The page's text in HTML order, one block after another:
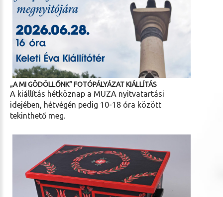
„A MI GÖDÖLLŐNK” FOTÓPÁLYÁZAT KIÁLLÍTÁS
A kiállítás hétköznap a MUZA nyitvatartási
idejében, hétvégén pedig 10-18 óra között
tekinthető meg.